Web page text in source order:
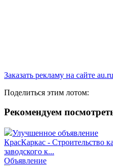
Заказать рекламу на сайте au.ru
Поделиться этим лотом:
Рекомендуем
Улучшенное объявление
КрасКаркас - Строительство
заводского к...
Объявление